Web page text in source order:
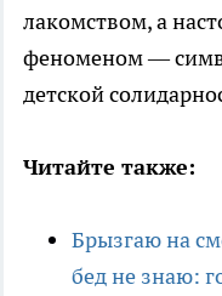
лакомством, а
феноменом —
детской
Читайте также:
Брызгаю на
бед не знаю: